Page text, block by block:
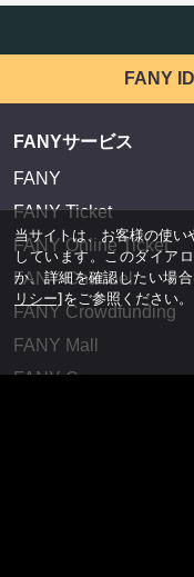
FANY
FANYサービス
FANY
FANY Ticket
FANY Online Ticket
FANY Channel
FANY Crowdfunding
FANY Mall
FANY Commu
当サイトは、お客様の使
しています。このダイア
か、詳細を確認したい場合
リシー]をご参照ください。